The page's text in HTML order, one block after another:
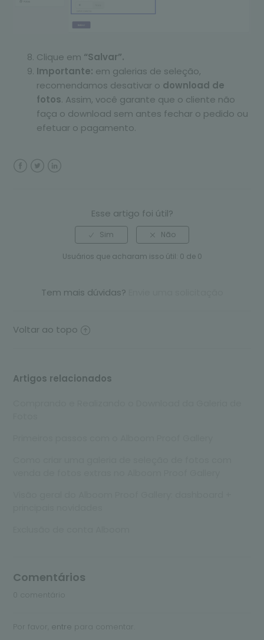
Clique em “Salvar”.
Importante: em galerias de seleção,
recomendamos desativar o download de
fotos. Assim, você garante que o cliente não
faça o download sem antes fechar o pedido ou
efetuar o pagamento.
Esse artigo foi útil?
Usuários que acharam isso útil: 0 de 0
Tem mais dúvidas?
Voltar ao topo
Artigos relacionados
Comentários
0 comentário
Por favor, entre para comentar.